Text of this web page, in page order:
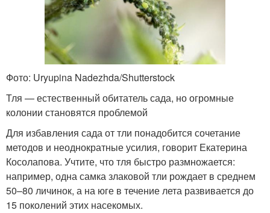
Фото: Uryupina Nadezhda/Shutterstock
Тля — естественный обитатель сада, но огромные
колонии становятся проблемой
Для избавления сада от тли понадобится сочетание
методов и неоднократные усилия, говорит Екатерина
Косолапова. Учтите, что тля быстро размножается:
например, одна самка злаковой тли рождает в среднем
50–80 личинок, а на юге в течение лета развивается до
15 поколений этих насекомых.